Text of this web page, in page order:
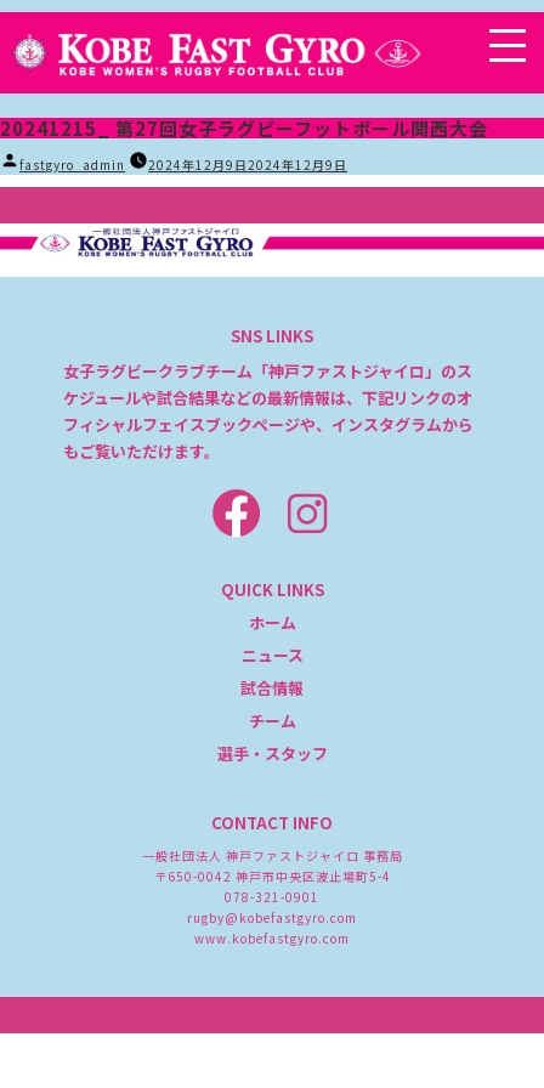
20241215_ 第27回女子ラグビーフットボール関西大会
投
稿
fastgyro_admin 2024年12月9日2024年12月9日
SNS LINKS
女子ラグビークラブチーム「神戸ファストジャイロ」のス
ケジュールや試合結果などの最新情報は、下記リンクのオ
フィシャルフェイスブックページや、インスタグラムから
もご覧いただけます。
QUICK LINKS
ホーム
ニュース
試合情報
チーム
選手・スタッフ
CONTACT INFO
一般社団法人 神戸ファストジャイロ 事務局
〒650-0042 神戸市中央区波止場町5-4
078-321-0901
rugby@kobefastgyro.com
www.kobefastgyro.com